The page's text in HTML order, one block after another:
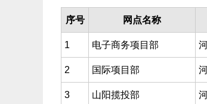
序号 网点名称
1 电子商务项目部
2 国际项目部
3 山阳揽投部